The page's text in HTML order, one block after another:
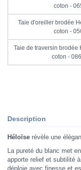
coton -
Taie d'oreiller brodée
coton -
Taie de traversin brodée
coton -
Description
Héloïse révèle une
La pureté du blanc met
apporte relief et subtilité
déploie avec finesse et